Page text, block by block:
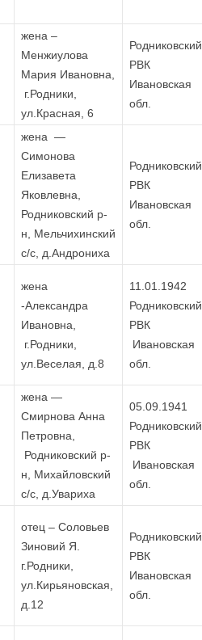
жена –
Менжиулова
Мария Ивановна,
г.Родники,
ул.Красная, 6
Родниковский
РВК
Ивановская
обл.
жена —
Симонова
Елизавета
Яковлевна,
Родниковский р-
н, Мельчихинский
с/с, д.Андрониха
Родниковский
РВК
Ивановская
обл.
жена
-Александра
Ивановна,
г.Родники,
ул.Веселая, д.8
11.01.1942
Родниковский
РВК
Ивановская
обл.
жена —
Смирнова Анна
Петровна,
Родниковский р-
н, Михайловский
с/с, д.Увариха
05.09.1941
Родниковский
РВК
Ивановская
обл.
отец – Соловьев
Зиновий Я.
г.Родники,
ул.Кирьяновская,
д.12
Родниковский
РВК
Ивановская
обл.